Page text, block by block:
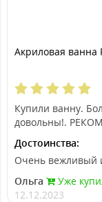
Акриловая ванна
Купили ванну.
довольны!.
Достоинства:
Очень вежливый
Ольга
Уже
12.12.2023